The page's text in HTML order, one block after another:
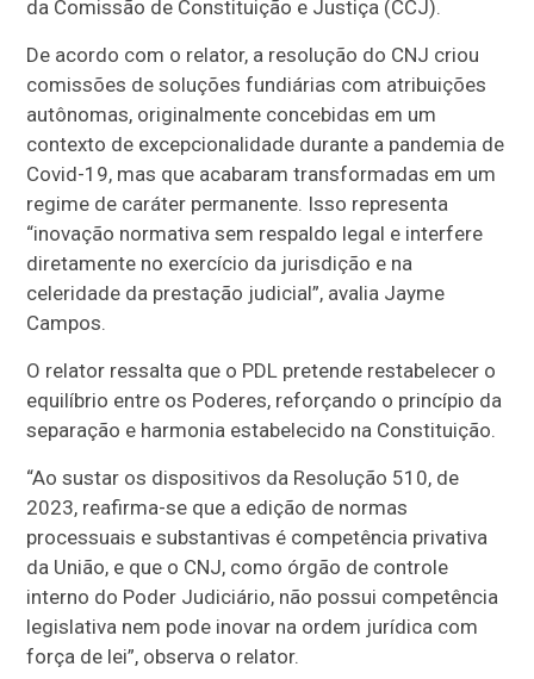
da Comissão de Constituição e Justiça (CCJ).
De acordo com o relator, a resolução do CNJ criou
comissões de soluções fundiárias com atribuições
autônomas, originalmente concebidas em um
contexto de excepcionalidade durante a pandemia de
Covid-19, mas que acabaram transformadas em um
regime de caráter permanente. Isso representa
“inovação normativa sem respaldo legal e interfere
diretamente no exercício da jurisdição e na
celeridade da prestação judicial”, avalia Jayme
Campos.
O relator ressalta que o PDL pretende restabelecer o
equilíbrio entre os Poderes, reforçando o princípio da
separação e harmonia estabelecido na Constituição.
“Ao sustar os dispositivos da Resolução 510, de
2023, reafirma-se que a edição de normas
processuais e substantivas é competência privativa
da União, e que o CNJ, como órgão de controle
interno do Poder Judiciário, não possui competência
legislativa nem pode inovar na ordem jurídica com
força de lei”, observa o relator.